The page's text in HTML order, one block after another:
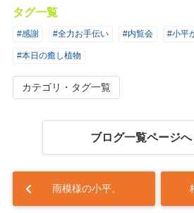
タグ一覧
#感謝 #全力お手伝い #内覧会 #小平
#本日の癒し植物
カテゴリ・タグ一覧
ブログ一覧ページ
雨模様の小平。